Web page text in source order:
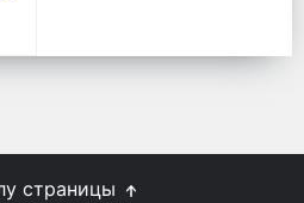
страницы